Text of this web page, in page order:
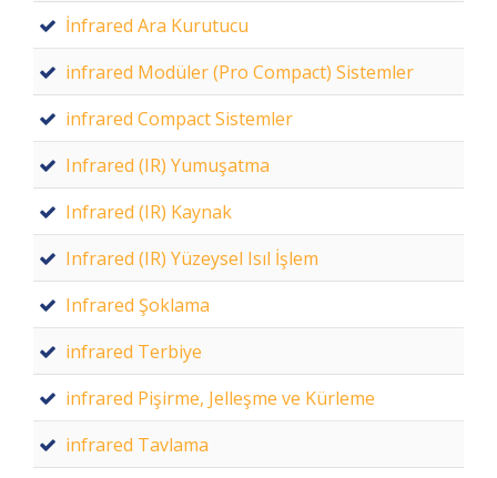
İnfrared Ara Kurutucu
infrared Modüler (Pro Compact) Sistemler
infrared Compact Sistemler
Infrared (IR) Yumuşatma
Infrared (IR) Kaynak
Infrared (IR) Yüzeysel Isıl İşlem
Infrared Şoklama
infrared Terbiye
infrared Pişirme, Jelleşme ve Kürleme
infrared Tavlama